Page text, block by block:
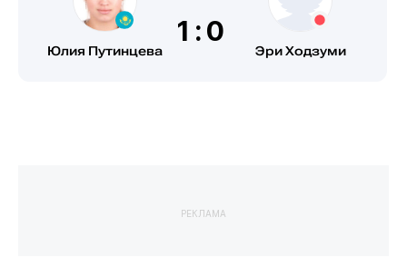
Юлия Путинцева
1:0
Эри Ходзуми
РЕКЛАМА